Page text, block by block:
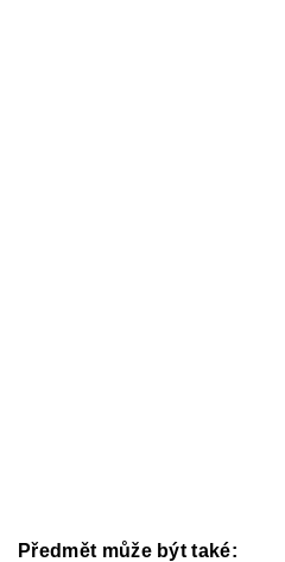
Předmět může být také: